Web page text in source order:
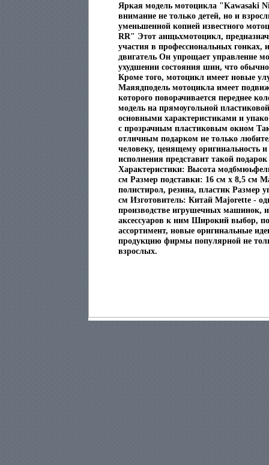
Яркая модель мотоцикла "Kawasaki
внимание не только детей, но и
уменьшенной копией известного
RR" Этот анщьхмотоцикл,
участия в профессиональных гонках,
двигатель Он упрощает управление
ухудшении состояния шин, что
Кроме того, мотоцикл имеет новые
Маяядподель мотоцикла имеет
которого поворачивается переднее
модель на прямоугольной
основными характеристиками и
с прозрачным пластиковым окном
отличным подарком не только
человеку, ценящему оригинальность
исполнения представит такой
Характеристики: Высота
см Размер подставки: 16 см x 8,5 см
полистирол, резина, пластик Размер
см Изготовитель: Китай Majorette -
производстве игрушечных машинок,
аксессуаров к ним Широкий выбор,
ассортимент, новые оригинальные
продукцию фирмы популярной не
взрослых.